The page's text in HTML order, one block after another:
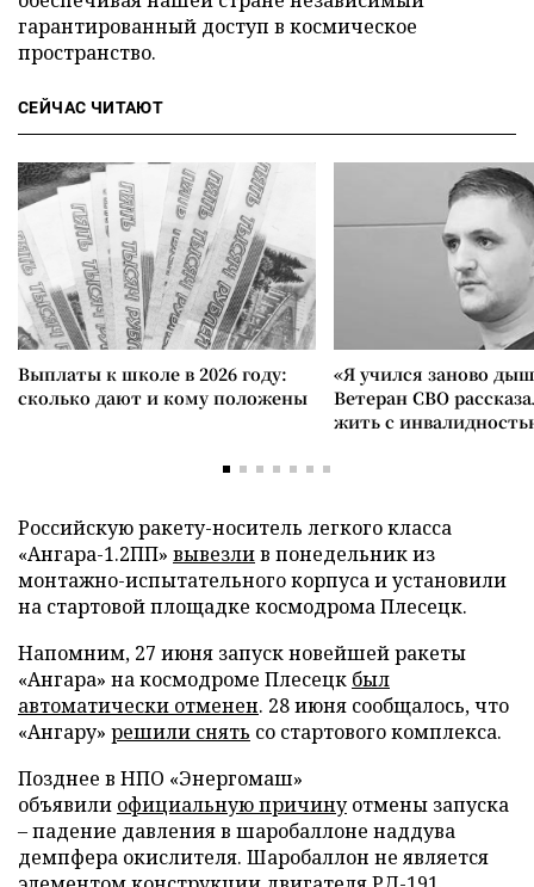
гарантированный доступ в космическое
пространство.
СЕЙЧАС ЧИТАЮТ
Выплаты к школе в 2026 году:
сколько дают и кому положены
«Я учился заново
Ветеран СВО
жить с
Российскую ракету-носитель легкого класса
«Ангара-1.2ПП» вывезлив понедельник из
монтажно-испытательного корпуса и установили
на стартовой площадке космодрома Плесецк.
Напомним, 27 июня запуск новейшей ракеты
«Ангара» на космодроме Плесецк был
автоматически отменен. 28 июня сообщалось, что
«Ангару» решили снять со стартового комплекса.
Позднее в НПО «Энергомаш»
объявили официальную причинуотмены запуска
– падение давления в шаробаллоне наддува
демпфера окислителя. Шаробаллон не является